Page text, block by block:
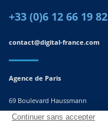
+33 (0)6 12 66 19 82
contact@digital-france.com
Agence de Paris
69 Boulevard Haussmann
75008, Paris